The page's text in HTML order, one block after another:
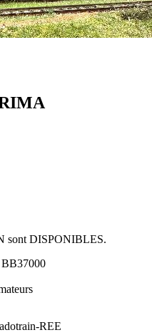
sont DISPONIBLES.
BB37000